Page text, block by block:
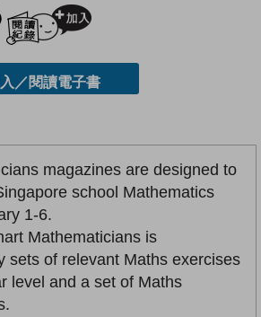
試閲
／閱讀電子書
magazines are designed to
school Mathematics
1-6.
Mathematicians is
sets of relevant Maths exercises
level and a set of Maths